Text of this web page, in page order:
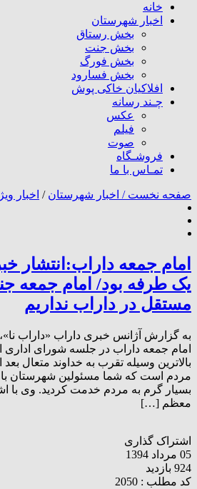
خانه
اخبار شهرستان
بخش رستاق
بخش جنت
بخش فورگ
بخش فسارود
افلاکیان خاکی پوش
چـند رسانه
عکس
فیلم
صوت
فروشـگاه
تمـاس با ما
صفحه نخست / اخبار شهرستان / اخبار
امام جمعه داراب:انتشار
یک طرفه بود/ امام جمعه
مستقل در داراب نداریم
به گزارش آژانس خبری داراب «داراب
امام جمعه داراب در جلسه شورای
بالاترین وسیله تقرب به خداوند متعال
مردم است که شما مسئولین شهرستان با
بسیار گرم به مردم خدمت کردید. وی با
معظم […]
اشتراک گذاری
05 مرداد 1394
924 بازدید
کد مطلب : 2050